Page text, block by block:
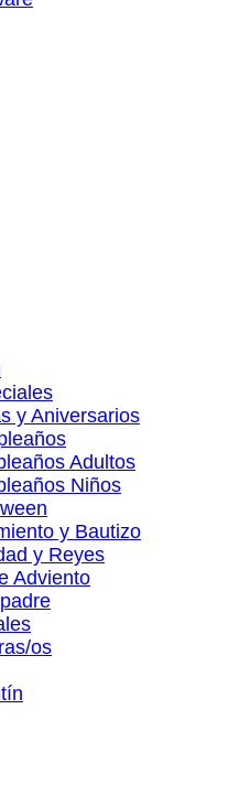
y Aniversarios
Adultos
Niños
y Bautizo
y Reyes
Adviento
os